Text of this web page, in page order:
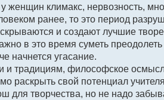
женщин климакс, нервозность,
ранее, то это период
и создают лучшие
в это время суметь преодолеть
начнется угасание.
и традициям, философское
раскрыть свой потенциал
для творчества, но не надо